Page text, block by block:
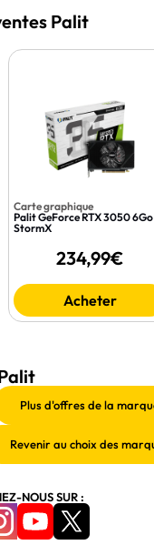
Palit
Carte graphique
Palit GeForce RTX 3050 6Go
StormX
234,99€
Acheter
NOUS SUR :